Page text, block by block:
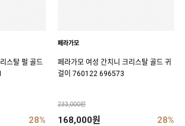
스탈 펄 골드
28%
페라가모
페라가모 여성 간치니 크리스탈 골드 귀
걸이 760122 696573
233,000원
168,000원 28%